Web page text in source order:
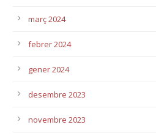
març 2024
febrer 2024
gener 2024
desembre 2023
novembre 2023